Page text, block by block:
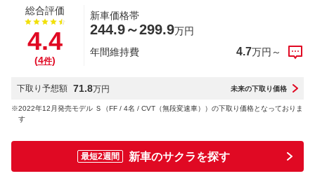
総合評価
4.4
(4件)
新車価格帯
244.9～299.9万円
年間維持費
4.7万円～
下取り予想額 71.8万円 未来の下取り価格
※2022年12月発売モデル Ｓ（FF / 4名 / CVT（無段変速車））の下取り価格となっておりま
す
最短2週間 新車のサクラを探す